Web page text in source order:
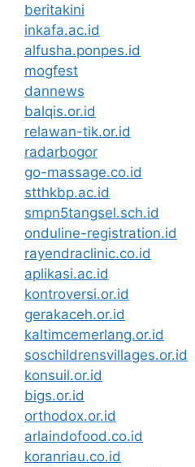
beritakini
inkafa.ac.id
alfusha.ponpes.id
mogfest
dannews
balqis.or.id
relawan-tik.or.id
radarbogor
go-massage.co.id
stthkbp.ac.id
smpn5tangsel.sch.id
onduline-registration.id
rayendraclinic.co.id
aplikasi.ac.id
kontroversi.or.id
gerakaceh.or.id
kaltimcemerlang.or.id
soschildrensvillages.or.id
konsuil.or.id
bigs.or.id
orthodox.or.id
arlaindofood.co.id
koranriau.co.id